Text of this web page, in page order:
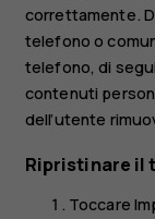
correttamente.
telefono o
telefono, di
contenuti
dell’utente
Ripristinare il
Toccare